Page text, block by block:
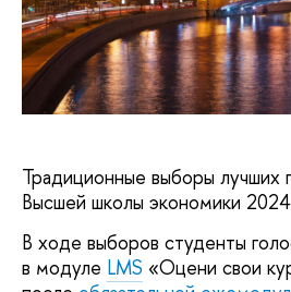
Традиционные выборы лучших
Высшей школы экономики
В ходе выборов студенты
в модуле LMS «Оцени свои